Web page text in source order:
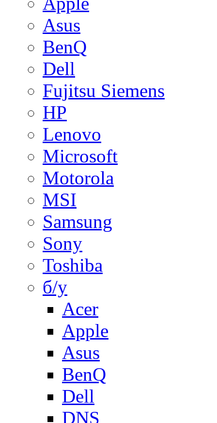
Asus
BenQ
Dell
Fujitsu Siemens
HP
Lenovo
Microsoft
Motorola
MSI
Samsung
Sony
Toshiba
б/у
Acer
Apple
Asus
BenQ
Dell
DNS